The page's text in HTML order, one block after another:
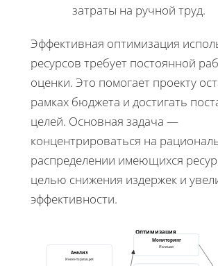
затраты на ручной труд.
Эффективная оптимизация
ресурсов требует постоянной
оценки. Это помогает проекту
рамках бюджета и достигать
целей. Основная задача —
концентрироваться на
распределении имеющихся
целью снижения издержек и
эффективности.
Оптимизация
Анализ
Инвентаризация
Мониторинг
Излишки